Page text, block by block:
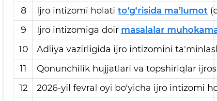
8
Ijro intizomi holati to‘g‘risida ma’lumot
9
Ijro intizomiga doir masalalar
10
Adliya vazirligida ijro intizomini
11
Qonunchilik hujjatlari va topshiriqlar
12
2026-yil fevral oyi bo'yicha ijro intizomi